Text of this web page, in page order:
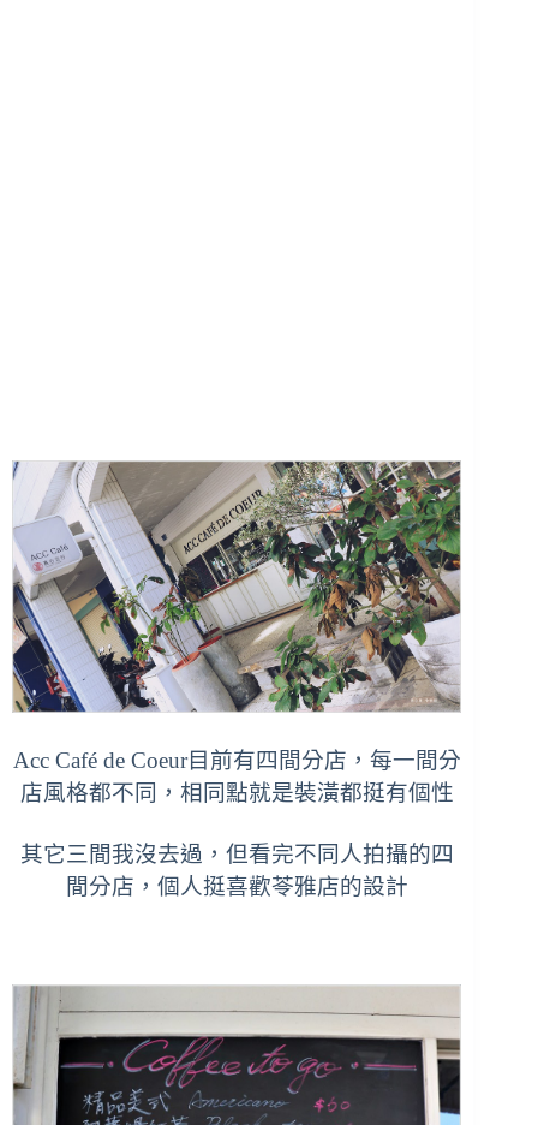
Acc Café de Coeur目前有四間分店，每一間分
店風格都不同，相同點就是裝潢都挺有個性
其它三間我沒去過，但看完不同人拍攝的四
間分店，個人挺喜歡苓雅店的設計